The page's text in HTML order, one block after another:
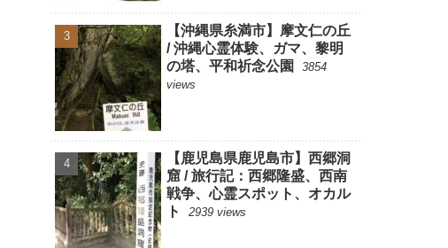
【沖縄県糸満市】摩文仁の丘
/ 沖縄心霊体験、ガマ、黎明
の塔、平和祈念公園
3854
views
【鹿児島県鹿児島市】西郷洞
窟 / 旅行記：西郷隆盛、西南
戦争、心霊スポット、オカル
ト
2939 views